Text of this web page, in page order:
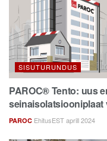
SISUTURUNDUS
PAROC® Tento: uus
seinaisolatsiooniplaat
PAROC EhitusEST aprill 2024